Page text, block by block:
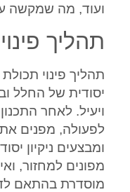
ועוד, מה שמקשה
תהליך
תהליך פינוי
יסודית של החלל
ויעיל. לאחר
לפעולה, מפנים
ומבצעים ניקיון
מפונים למחזור,
מוסדרת בהתאם